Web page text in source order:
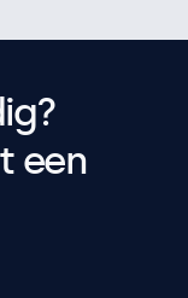
een